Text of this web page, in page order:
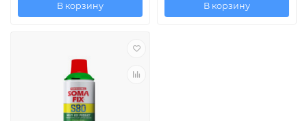
В корзину В корзину